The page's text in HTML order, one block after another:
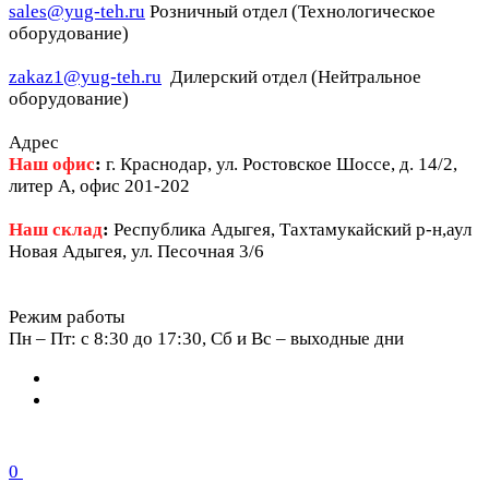
sales@yug-teh.ru Розничный отдел (Технологическое
оборудование)
zakaz1@yug-teh.ru Дилерский отдел (Нейтральное
оборудование)
Адрес
Наш офис: г. Краснодар, ул. Ростовское Шоссе, д. 14/2,
литер А, офис 201-202
Наш склад: Республика Адыгея, Тахтамукайский р-н,аул
Новая Адыгея, ул. Песочная 3/6
Режим работы
Пн – Пт: c 8:30 до 17:30, Сб и Вс – выходные дни
0